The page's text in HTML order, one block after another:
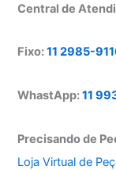
Central de
Fixo:11 2985-
WhastApp:11
Precisando de
Loja Virtual de